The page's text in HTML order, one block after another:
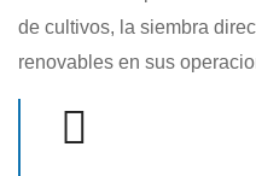
de cultivos, la siembra
renovables en sus